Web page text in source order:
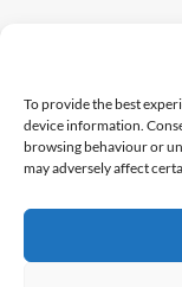
To provide the best
device information.
browsing behaviour or
may adversely affect